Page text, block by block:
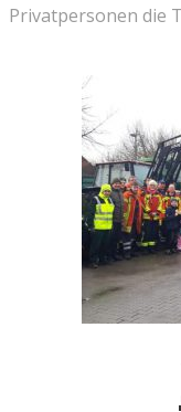
Privatpersonen die